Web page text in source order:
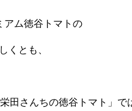
アム徳谷トマトの
くとも、
田さんちの徳谷トマト」で